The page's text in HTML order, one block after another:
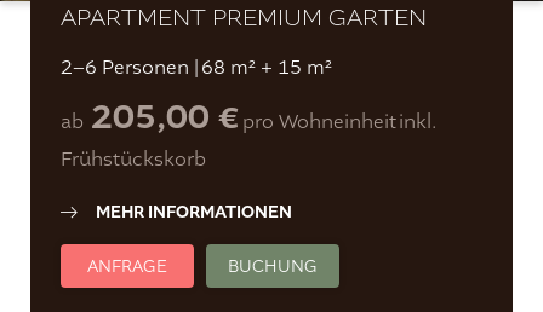
APARTMENT PREMIUM GARTEN
2–6 Personen | 68 m² + 15 m²
ab 205,00 € pro Wohneinheitinkl.
Frühstückskorb
MEHR INFORMATIONEN
ANFRAGE BUCHUNG